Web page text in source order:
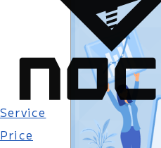
Service
Price